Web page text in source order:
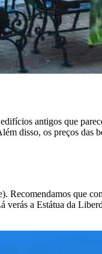
antigos que
disso, os preços das
Recomendamos que
a Estátua da